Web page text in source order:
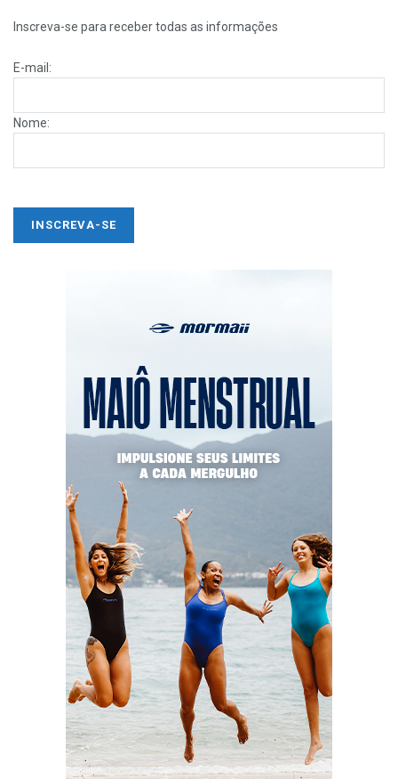
Inscreva-se para receber todas as informações
E-mail:
Nome: